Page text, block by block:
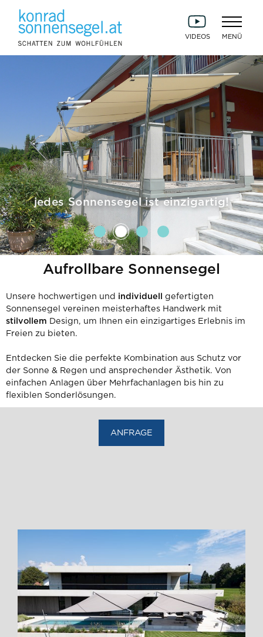
VIDEOS
jedes Sonnensegel ist einzigartig!
Aufrollbare Sonnensegel
Unsere hochwertigen und individuell
gefertigten
Sonnensegel vereinen meisterhaftes Handwerk mit
stilvollem Design, um Ihnen ein einzigartiges Erlebnis im
Freien zu bieten.
Entdecken Sie die perfekte Kombination aus Schutz vor
der Sonne & Regen und ansprechender Ästhetik. Von
einfachen Anlagen über Mehrfachanlagen bis hin zu
flexiblen Sonderlösungen.
ANFRAGE